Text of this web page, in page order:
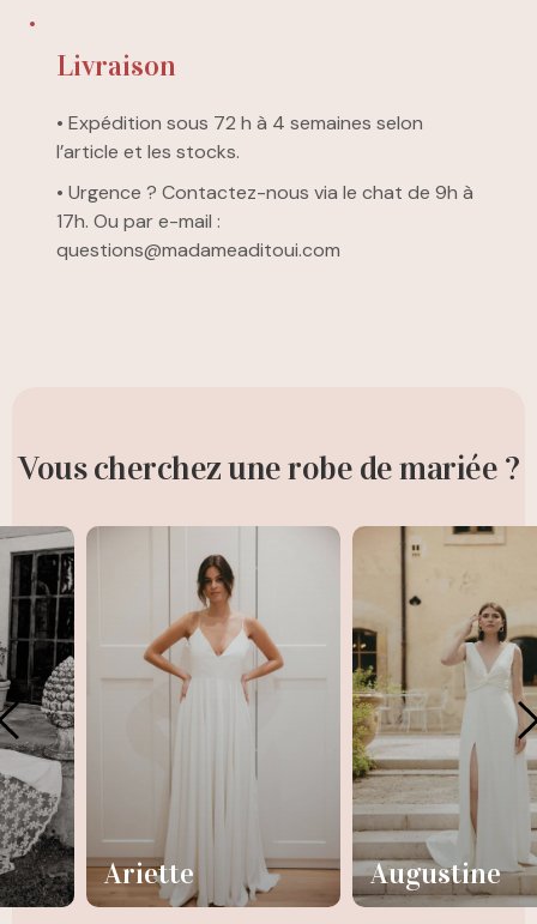
Livraison
• Expédition sous 72 h à 4 semaines selon
l’article et les stocks.
• Urgence ? Contactez-nous via le chat de 9h à
17h. Ou par e-mail :
questions@madameaditoui.com
Vous cherchez une robe de mariée ?
Augustine Aura